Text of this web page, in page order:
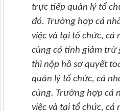
trực tiếp quản lý tổ
đó. Trường hợp cá
việc và tại tổ chức,
cùng có tính giảm trừ
thì nộp hồ sơ quyết
quản lý tổ chức, cá
cùng. Trường hợp cá
việc và tại tổ chức,